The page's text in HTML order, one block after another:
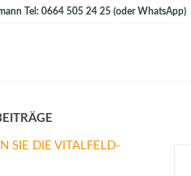
Tel: 0664 505 24 25 (oder WhatsApp)
SIE DIE VITALFELD-